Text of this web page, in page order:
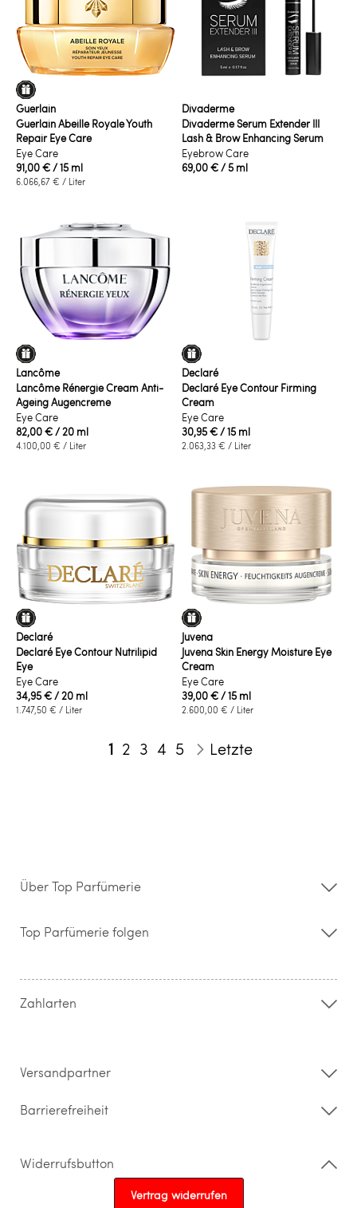
Guerlain
Guerlain Abeille Royale Youth
Repair Eye Care
Eye Care
91,00 €/ 15 ml
6.066,67 € / Liter
Divaderme
Divaderme Serum Extender III
Lash & Brow Enhancing Serum
Eyebrow Care
69,00 €/ 5 ml
Lancôme
Lancôme Rénergie Cream Anti-
Ageing Augencreme
Eye Care
82,00 €/ 20 ml
4.100,00 € / Liter
Declaré
Declaré Eye Contour Firming
Cream
Eye Care
30,95 €/ 15 ml
2.063,33 € / Liter
Declaré
Declaré Eye Contour Nutrilipid
Eye
Eye Care
34,95 €/ 20 ml
1.747,50 € / Liter
Juvena
Juvena Skin Energy Moisture Eye
Cream
Eye Care
39,00 €/ 15 ml
2.600,00 € / Liter
Seite
Sie lesen gerade die Seite
1 Seite
2 Seite
3 Seite
4 Seite
5 Seite
Weiter
Letzte
Über Top Parfümerie
Storefinder
Kontakt
Widerrufsrecht & Rückgabebedingungen
Top Parfümerie folgen
Zahlarten
Versandpartner
Barrierefreiheit
Widerrufsbutton
Vertrag widerrufen